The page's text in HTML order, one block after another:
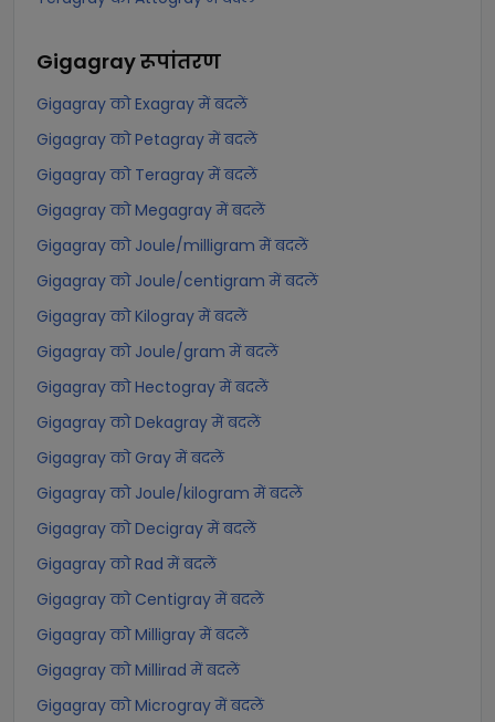
Gigagrayरूपांतरण
Gigagray को Exagray में बदलें
Gigagray को Petagray में बदलें
Gigagray को Teragray में बदलें
Gigagray को Megagray में बदलें
Gigagray को Joule/milligram में बदलें
Gigagray को Joule/centigram में बदलें
Gigagray को Kilogray में बदलें
Gigagray को Joule/gram में बदलें
Gigagray को Hectogray में बदलें
Gigagray को Dekagray में बदलें
Gigagray को Gray में बदलें
Gigagray को Joule/kilogram में बदलें
Gigagray को Decigray में बदलें
Gigagray को Rad में बदलें
Gigagray को Centigray में बदलें
Gigagray को Milligray में बदलें
Gigagray को Millirad में बदलें
Gigagray को Microgray में बदलें